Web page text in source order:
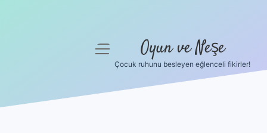
menüyü
Oyun ve Neşe
Çocuk ruhunu besleyen eğlenceli fikirler!